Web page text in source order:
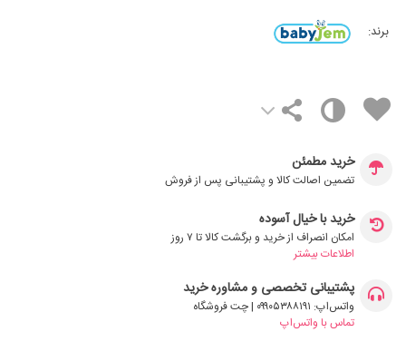
برند:
خرید مطمئن
تضمین اصالت کالا و پشتیبانی پس از فروش
خرید با خیال آسوده
امکان انصراف از خرید و برگشت کالا تا ۷ روز
اطلاعات بیشتر
پشتیبانی تخصصی و مشاوره خرید
واتس‌اپ: ۰۹۹۰۵۳۸۸۱۹۱ | چت فروشگاه
تماس با واتس‌اپ